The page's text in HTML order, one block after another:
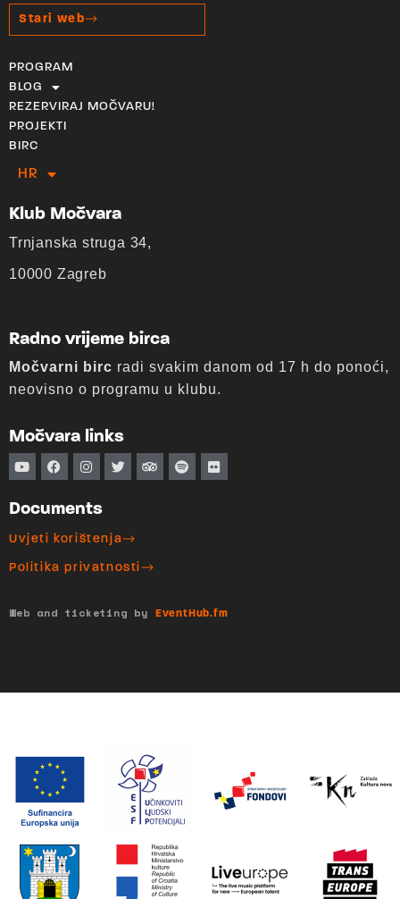
Stari web
PROGRAM
BLOG
REZERVIRAJ MOČVARU!
PROJEKTI
BIRC
HR
EN
Klub Močvara
Trnjanska struga 34,
10000 Zagreb
Radno vrijeme birca
Močvarni birc radi svakim danom od 17 h do ponoći,
neovisno o programu u klubu.
Močvara links
Documents
Uvjeti korištenja
Politika privatnosti
Web and ticketing by EventHub.fm